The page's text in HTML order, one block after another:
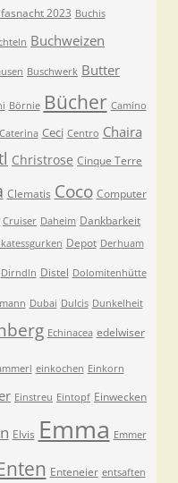
2023 Buchis
Buchweizen
Buschwerk Butter
Börnie Bücher Camino
Caterina Ceci Centro Chaira
Christrose Cinque Terre
Clematis Coco Computer
Cruiser Daheim Dankbarkeit
Depot Derhuam
Dirndln Distel Dolomitenhütte
Dubai Dulcis Dunkelheit
Echinacea edelwiser
einkochen Einkorn
Einstreu Eintopf Einwecken
Elvis Emma Emmer
Enteneier entsaften